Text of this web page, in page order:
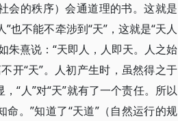
会的秩序）会通道理的书。这就是
也不能不牵涉到“天”，这就是“天人
朱熹说：“天即人，人即天。人之始
开“天”。人初产生时，虽然得之于
“人”对“天”就有了一个责任。所以
命。”知道了“天道”（自然运行的规